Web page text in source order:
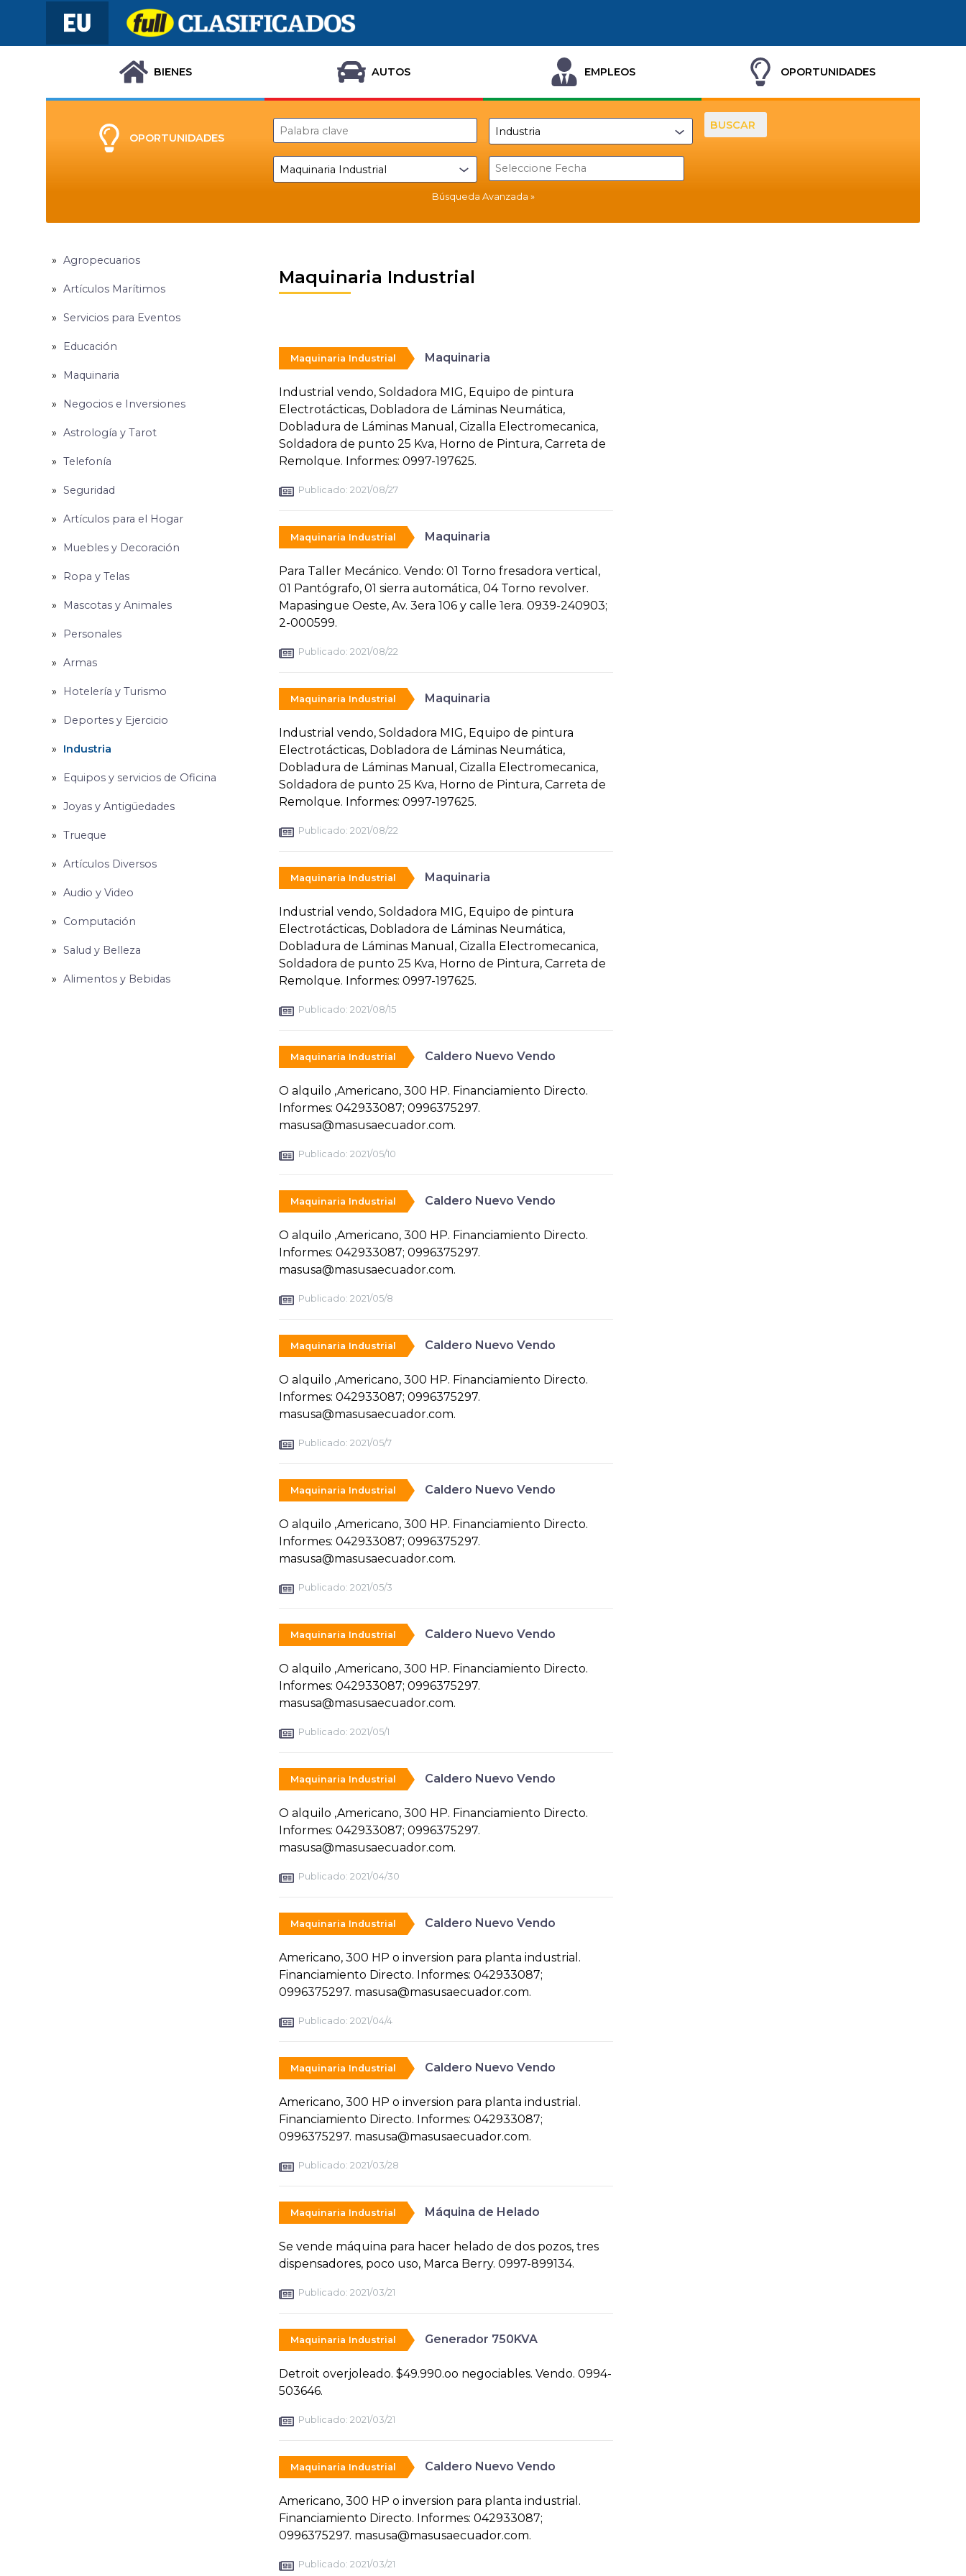
BIENES AUTOS EMPLEOS OPORTUNIDADES
OPORTUNIDADES
Búsqueda Avanzada
BUSCAR
Agropecuarios
Artículos Marítimos
Servicios para Eventos
Educación
Maquinaria
Negocios e Inversiones
Astrología y Tarot
Telefonía
Seguridad
Artículos para el Hogar
Muebles y Decoración
Ropa y Telas
Mascotas y Animales
Personales
Armas
Hotelería y Turismo
Deportes y Ejercicio
Industria
Equipos y servicios de Oficina
Joyas y Antigüedades
Trueque
Artículos Diversos
Audio y Video
Computación
Salud y Belleza
Alimentos y Bebidas
Maquinaria Industrial
Maquinaria Industrial Maquinaria
Industrial vendo, Soldadora MIG, Equipo de pintura
Electrotácticas, Dobladora de Láminas Neumática,
Dobladura de Láminas Manual, Cizalla Electromecanica,
Soldadora de punto 25 Kva, Horno de Pintura, Carreta de
Remolque. Informes: 0997-197625.
Publicado: 2021/08/27
Maquinaria Industrial Maquinaria
Para Taller Mecánico. Vendo: 01 Torno fresadora vertical,
01 Pantógrafo, 01 sierra automática, 04 Torno revolver.
Mapasingue Oeste, Av. 3era 106 y calle 1era. 0939-240903;
2-000599.
Publicado: 2021/08/22
Maquinaria Industrial Maquinaria
Industrial vendo, Soldadora MIG, Equipo de pintura
Electrotácticas, Dobladora de Láminas Neumática,
Dobladura de Láminas Manual, Cizalla Electromecanica,
Soldadora de punto 25 Kva, Horno de Pintura, Carreta de
Remolque. Informes: 0997-197625.
Publicado: 2021/08/22
Maquinaria Industrial Maquinaria
Industrial vendo, Soldadora MIG, Equipo de pintura
Electrotácticas, Dobladora de Láminas Neumática,
Dobladura de Láminas Manual, Cizalla Electromecanica,
Soldadora de punto 25 Kva, Horno de Pintura, Carreta de
Remolque. Informes: 0997-197625.
Publicado: 2021/08/15
Maquinaria Industrial Caldero Nuevo Vendo
O alquilo ,Americano, 300 HP. Financiamiento Directo.
Informes: 042933087; 0996375297.
masusa@masusaecuador.com.
Publicado: 2021/05/10
Maquinaria Industrial Caldero Nuevo Vendo
O alquilo ,Americano, 300 HP. Financiamiento Directo.
Informes: 042933087; 0996375297.
masusa@masusaecuador.com.
Publicado: 2021/05/8
Maquinaria Industrial Caldero Nuevo Vendo
O alquilo ,Americano, 300 HP. Financiamiento Directo.
Informes: 042933087; 0996375297.
masusa@masusaecuador.com.
Publicado: 2021/05/7
Maquinaria Industrial Caldero Nuevo Vendo
O alquilo ,Americano, 300 HP. Financiamiento Directo.
Informes: 042933087; 0996375297.
masusa@masusaecuador.com.
Publicado: 2021/05/3
Maquinaria Industrial Caldero Nuevo Vendo
O alquilo ,Americano, 300 HP. Financiamiento Directo.
Informes: 042933087; 0996375297.
masusa@masusaecuador.com.
Publicado: 2021/05/1
Maquinaria Industrial Caldero Nuevo Vendo
O alquilo ,Americano, 300 HP. Financiamiento Directo.
Informes: 042933087; 0996375297.
masusa@masusaecuador.com.
Publicado: 2021/04/30
Maquinaria Industrial Caldero Nuevo Vendo
Americano, 300 HP o inversion para planta industrial.
Financiamiento Directo. Informes: 042933087;
0996375297. masusa@masusaecuador.com.
Publicado: 2021/04/4
Maquinaria Industrial Caldero Nuevo Vendo
Americano, 300 HP o inversion para planta industrial.
Financiamiento Directo. Informes: 042933087;
0996375297. masusa@masusaecuador.com.
Publicado: 2021/03/28
Maquinaria Industrial Máquina de Helado
Se vende máquina para hacer helado de dos pozos, tres
dispensadores, poco uso, Marca Berry. 0997-899134.
Publicado: 2021/03/21
Maquinaria Industrial Generador 750KVA
Detroit overjoleado. $49.990.oo negociables. Vendo. 0994-
503646.
Publicado: 2021/03/21
Maquinaria Industrial Caldero Nuevo Vendo
Americano, 300 HP o inversion para planta industrial.
Financiamiento Directo. Informes: 042933087;
0996375297. masusa@masusaecuador.com.
Publicado: 2021/03/21